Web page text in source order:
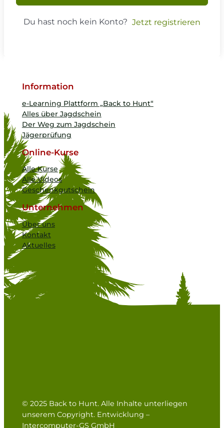
Du hast noch kein Konto? Jetzt registrieren
Information
e-Learning Plattform „Back to Hunt“
Alles über Jagdschein
Der Weg zum Jagdschein
Jägerprüfung
Online-Kurse
Alle Kurse
Alle Videos
Geschenkgutschein
Unternehmen
Über uns
Kontakt
Aktuelles
© 2025 Back to Hunt. Alle Inhalte unterliegen
unserem Copyright. Entwicklung –
Intercomputer-GS GmbH